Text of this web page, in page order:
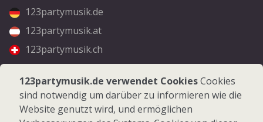
123partymusik.de
123partymusik.at
123partymusik.ch
Folgen Sie uns
Facebook
Instagram
123partymusik.de verwendet CookiesCookies
sind notwendig um darüber zu informieren wie die
Website genutzt wird, und ermöglichen